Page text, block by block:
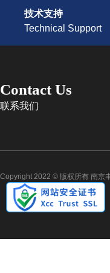
技术支持
Technical Support
Contact Us
联系我们
Copyright 2022 © 版权所有 南京